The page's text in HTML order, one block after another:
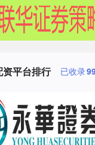
资平台排行 已收录